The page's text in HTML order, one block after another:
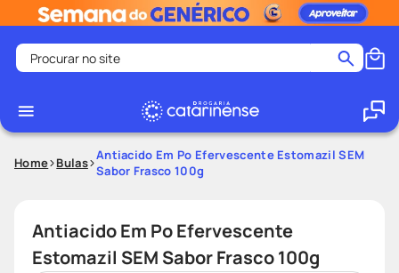
Procurar no site
1
medley
protetor solar facial
5º
tadalafila
6º
lenço umedecido
Home Bulas Antiacido Em Po Efervescente Estomazil SEM
Sabor Frasco 100g
Antiacido Em Po Efervescente
Estomazil SEM Sabor Frasco 100g